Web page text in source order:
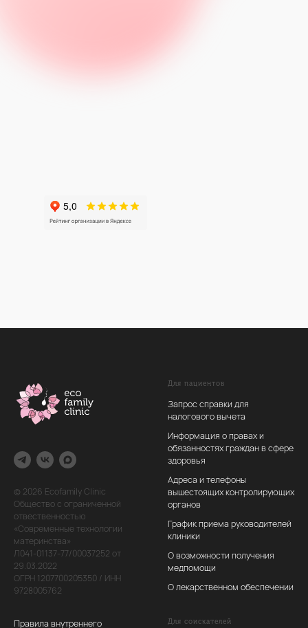
© 2026 Ecofamily Сlinic
Общество с ограниченной
отвественностью
«Современные технологии
материнства»
Л041-01137-77/00037252 от
29.03.2022
ОГРН 1207700205350 / ИНН
9728005762
Для пациентов
Запрос справки для
налогового вычета
Информация о правах и
обязанностях граждан в сфере
здоровья
Адреса и телефоны
вышестоящих контролирующих
органов
График приема руководителей
клиники
О возможности получения
медпомощи
О лекарственном обеспечении
Правила внутреннего Для соискателей